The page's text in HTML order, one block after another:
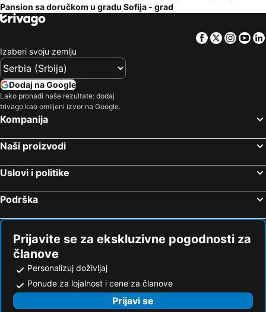
Pansion sa doručkom u gradu Sofija - grad
Facebook
Twitter
Izaberi svoju zemlju
Dodaj na Google
Lako pronađi naše rezultate: dodaj
trivago kao omiljeni izvor na Google.
Kompanija
Naši proizvodi
Uslovi i politike
Podrška
Prijavite se za ekskluzivne pogodnosti za
članove
Personalizuj doživljaj
Ponude za lojalnost i cene za članove
Prijavi se